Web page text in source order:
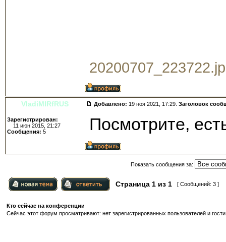
VladiMIRfRUS Добавлено: 19 ноя 2021, 17:29. Заголовок
Зарегистрирован:
11 июн 2015, 21:27
Сообщения: 5 Посмотрите,
Показать сообщения за:
Страница 1 из 1 [ Сообщений: 3 ]
Кто сейчас на конференции
Сейчас этот форум просматривают: нет зарегистрированных пользователей и